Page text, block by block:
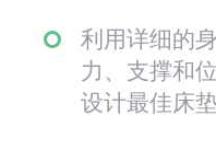
利用详细的
力、支撑和
设计最佳床垫